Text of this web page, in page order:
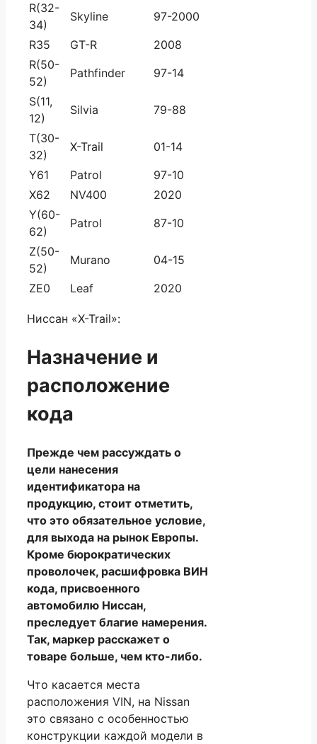
R(32-
34)
Skyline
97-2000
R35
GT-R
2008
R(50-
52)
Pathfinder
97-14
S(11,
12)
Silvia
79-88
T(30-
32)
X-Trail
01-14
Y61
Patrol
97-10
X62
NV400
2020
Y(60-
62)
Patrol
87-10
Z(50-
52)
Murano
04-15
ZE0
Leaf 2020
Ниссан «X-Trail»:
Назначение и
расположение
кода
Прежде чем рассуждать о
цели нанесения
идентификатора на
продукцию, стоит отметить,
что это обязательное условие,
для выхода на рынок Европы.
Кроме бюрократических
проволочек, расшифровка ВИН
кода, присвоенного
автомобилю Ниссан,
преследует благие намерения.
Так, маркер расскажет о
товаре больше, чем кто-либо.
Что касается места
расположения VIN, на Nissan
это связано с особенностью
конструкции каждой модели в